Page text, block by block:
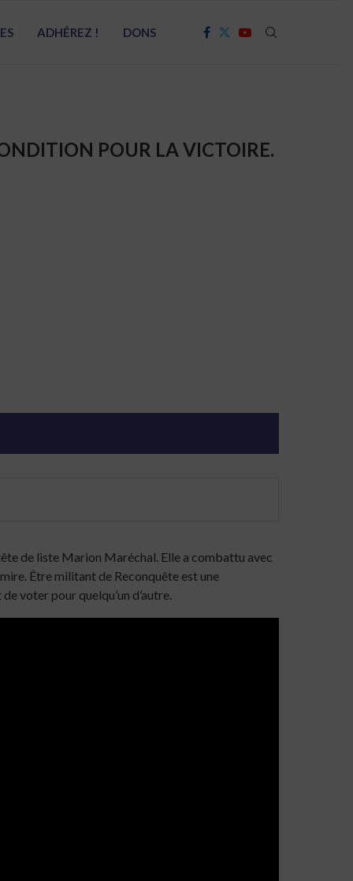
ADHÉREZ ! DONS
POUR LA VICTOIRE.
de liste Marion Maréchal. Elle a combattu avec
Être militant de Reconquête est une
voter pour quelqu’un d’autre.